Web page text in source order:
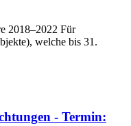
2018–2022 Für
welche bis 31.
- Termin: